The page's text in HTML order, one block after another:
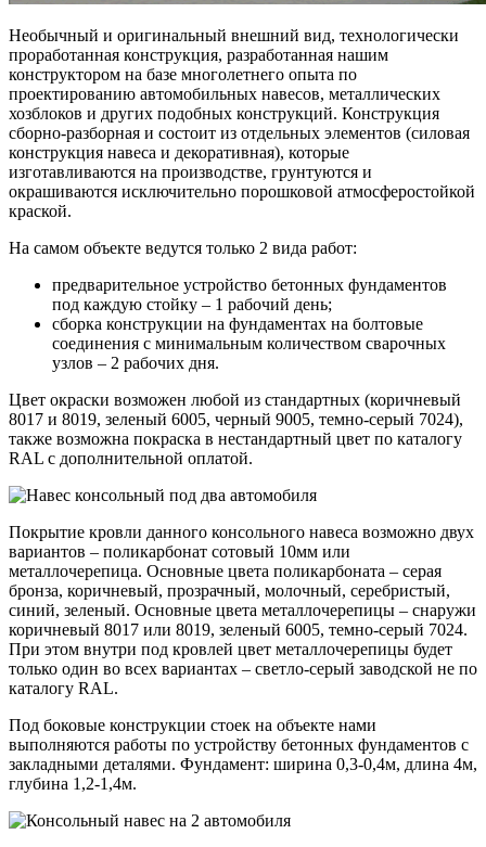
Необычный и оригинальный внешний вид, технологически
проработанная конструкция, разработанная нашим
конструктором на базе многолетнего опыта по
проектированию автомобильных навесов, металлических
хозблоков и других подобных конструкций. Конструкция
сборно-разборная и состоит из отдельных элементов (силовая
конструкция навеса и декоративная), которые
изготавливаются на производстве, грунтуются и
окрашиваются исключительно порошковой атмосферостойкой
краской.
На самом объекте ведутся только 2 вида работ:
предварительное устройство бетонных фундаментов
под каждую стойку – 1 рабочий день;
сборка конструкции на фундаментах на болтовые
соединения с минимальным количеством сварочных
узлов – 2 рабочих дня.
Цвет окраски возможен любой из стандартных (коричневый
8017 и 8019, зеленый 6005, черный 9005, темно-серый 7024),
также возможна покраска в нестандартный цвет по каталогу
RAL с дополнительной оплатой.
Покрытие кровли данного консольного навеса возможно двух
вариантов – поликарбонат сотовый 10мм или
металлочерепица. Основные цвета поликарбоната – серая
бронза, коричневый, прозрачный, молочный, серебристый,
синий, зеленый. Основные цвета металлочерепицы – снаружи
коричневый 8017 или 8019, зеленый 6005, темно-серый 7024.
При этом внутри под кровлей цвет металлочерепицы будет
только один во всех вариантах – светло-серый заводской не по
каталогу RAL.
Под боковые конструкции стоек на объекте нами
выполняются работы по устройству бетонных фундаментов с
закладными деталями. Фундамент: ширина 0,3-0,4м, длина 4м,
глубина 1,2-1,4м.